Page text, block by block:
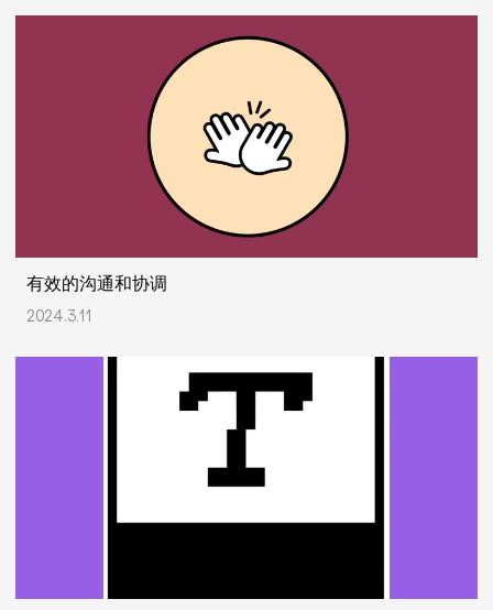
有效的沟通和协调
2024.3.11